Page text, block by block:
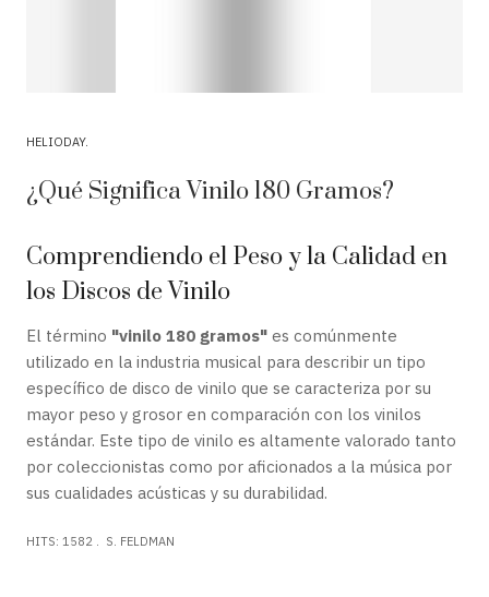
HELIODAY
¿Qué Significa Vinilo 180 Gramos?
Comprendiendo el Peso y la Calidad en
los Discos de Vinilo
El término "vinilo 180 gramos" es comúnmente
utilizado en la industria musical para describir un tipo
específico de disco de vinilo que se caracteriza por su
mayor peso y grosor en comparación con los vinilos
estándar. Este tipo de vinilo es altamente valorado tanto
por coleccionistas como por aficionados a la música por
sus cualidades acústicas y su durabilidad.
HITS: 1582 S. FELDMAN